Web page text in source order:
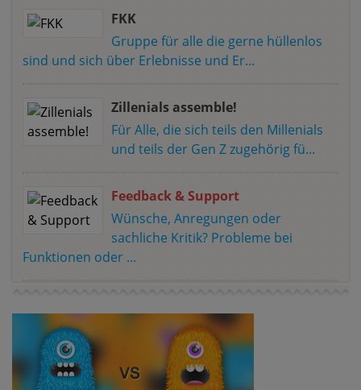
FKK
Gruppe für alle die gerne hüllenlos
sind und sich über Erlebnisse und Er...
Zillenials assemble!
Für Alle, die sich teils den Millenials
und teils der Gen Z zugehörig fü...
Feedback & Support
Wünsche, Anregungen oder
sachliche Kritik? Probleme bei
Funktionen oder ...